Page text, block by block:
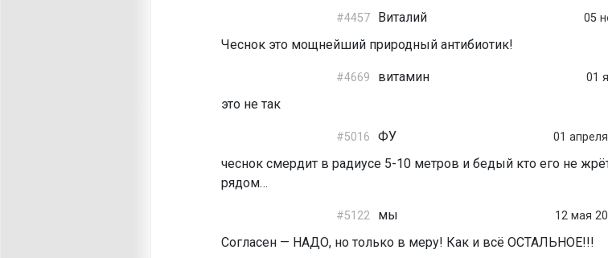
#4457 Виталий 05
Чеснок это мощнейший природный антибиотик!
#4669 витамин 01
это не так
#5016 ФУ 01
чеснок смердит в радиусе 5-10 метров и бедый кто его не
рядом…
#5122 мы 12 мая
Согласен — НАДО, но только в меру! Как и всё ОСТАЛЬНОЕ!!!